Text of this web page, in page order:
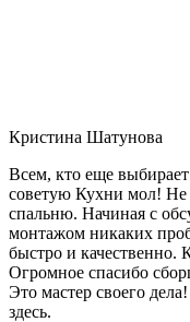
Кристина Шатунова
Всем, кто еще
советую Кухни мол! Не
спальню. Начиная с
монтажом никаких
быстро и качественно.
Огромное спасибо
Это мастер своего
здесь.